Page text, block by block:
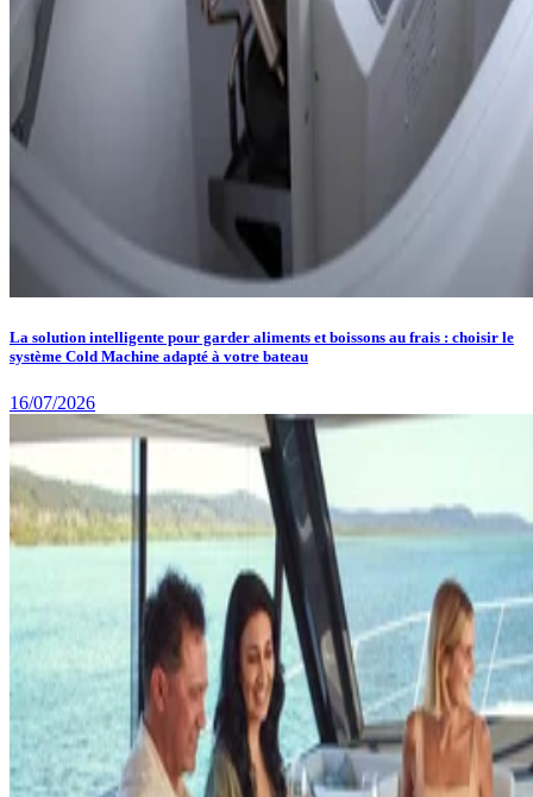
La solution intelligente pour garder aliments et boissons au frais : choisir le
système Cold Machine adapté à votre bateau
16/07/2026